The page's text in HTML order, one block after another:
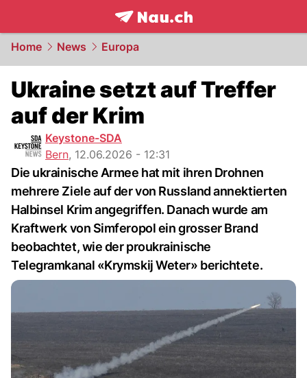
frontpage.NAU.ch
Home News Europa
Ukraine setzt auf Treffer
auf der Krim
Keystone-SDA
Bern, 12.06.2026 - 12:31
Die ukrainische Armee hat mit ihren Drohnen
mehrere Ziele auf der von Russland annektierten
Halbinsel Krim angegriffen. Danach wurde am
Kraftwerk von Simferopol ein grosser Brand
beobachtet, wie der proukrainische
Telegramkanal «Krymskij Weter» berichtete.